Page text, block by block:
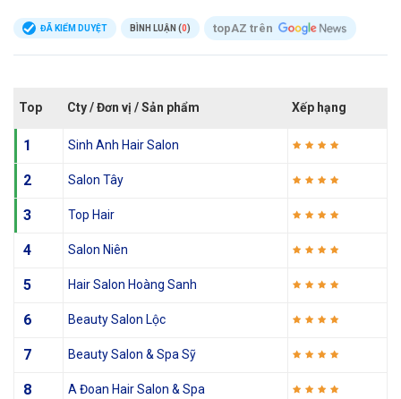
ĐÃ KIỂM DUYỆT BÌNH LUẬN (0) topAZ trên
Top Cty / Đơn vị / Sản phẩm Xếp hạng
1 Sinh Anh Hair Salon
2 Salon Tây
3 Top Hair
4 Salon Niên
5 Hair Salon Hoàng Sanh
6 Beauty Salon Lộc
7 Beauty Salon & Spa Sỹ
8 A Đoan Hair Salon & Spa